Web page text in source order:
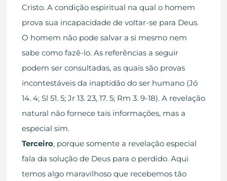
Cristo. A condição espiritual na qual o homem
prova sua incapacidade de voltar-se para Deus.
O homem não pode salvar a si mesmo nem
sabe como fazê-lo. As referências a seguir
podem ser consultadas, as quais são provas
incontestáveis da inaptidão do ser humano (Jó
14. 4; Sl 51. 5; Jr 13. 23, 17. 5; Rm 3. 9-18). A revelação
natural não fornece tais informações, mas a
especial sim.
Terceiro, porque somente a revelação especial
fala da solução de Deus para o perdido. Aqui
temos algo maravilhoso que recebemos tão